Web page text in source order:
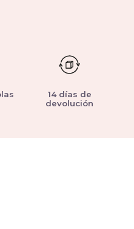
14 días de
devolución